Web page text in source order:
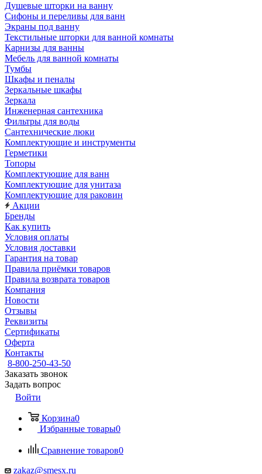
Душевые шторки на ванну
Сифоны и переливы для ванн
Экраны под ванну
Текстильные шторки для ванной комнаты
Карнизы для ванны
Мебель для ванной комнаты
Тумбы
Шкафы и пеналы
Зеркальные шкафы
Зеркала
Инженерная сантехника
Фильтры для воды
Сантехнические люки
Комплектующие и инструменты
Герметики
Топоры
Комплектующие для ванн
Комплектующие для унитаза
Комплектующие для раковин
Акции
Бренды
Как купить
Условия оплаты
Условия доставки
Гарантия на товар
Правила приёмки товаров
Правила возврата товаров
Компания
Новости
Отзывы
Реквизиты
Сертификаты
Оферта
Контакты
8-800-250-43-50
Заказать звонок
Задать вопрос
Войти
Корзина0
Избранные товары0
Сравнение товаров0
zakaz@smesx.ru